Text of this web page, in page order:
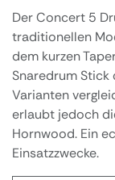
Der Concert 5
traditionellen
dem kurzen
Snaredrum Stick
Varianten
erlaubt jedoch
Hornwood. Ein
Einsatzzwecke.